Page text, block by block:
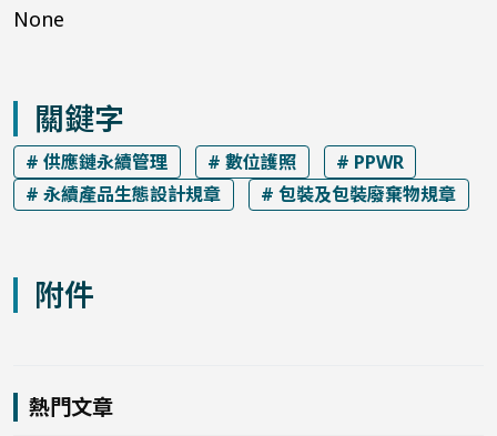
None
關鍵字
# 供應鏈永續管理 # 數位護照
# PPWR
# 永續產品生態設計規章
# 包裝及包裝廢棄物規章
附件
熱門文章